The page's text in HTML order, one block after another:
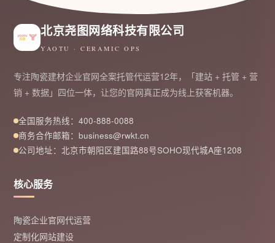
北京尧图网络科技有限公司
YAOTU · CERAMIC OPS
专注陶瓷建材企业官网全案托管代运营12年，「建站 + 托管 + 营
销 + 数据」四位一体，让您的官网真正成为线上获客机器。
全国服务热线：400-888-0088
商务合作邮箱：business@rwkt.cn
公司地址：北京市朝阳区建国路88号SOHO现代城A座1208
核心服务
陶瓷企业官网代运营
定制化网站建设